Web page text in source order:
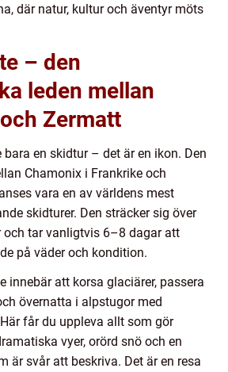
där natur, kultur och äventyr möts
– den
leden mellan
Zermatt
bara en skidtur – det är en ikon. Den
Chamonix i Frankrike och
vara en av världens mest
skidturer. Den sträcker sig över
och tar vanligtvis 6–8 dagar att
på väder och kondition.
innebär att korsa glaciärer, passera
övernatta i alpstugor med
får du uppleva allt som gör
vyer, orörd snö och en
är svår att beskriva. Det är en resa